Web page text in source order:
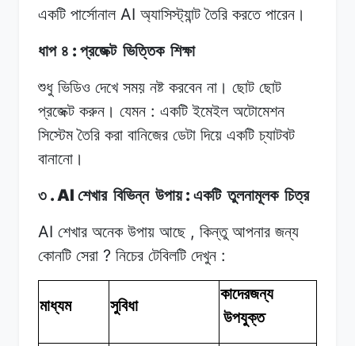
একটি পার্সোনালAI অ্যাসিস্ট্যান্ট তৈরি করতে পারেন।
ধাপ ৪ : প্রজেক্ট ভিত্তিক শিক্ষা
শুধু ভিডিও দেখে সময় নষ্ট করবেন না। ছোট ছোট
প্রজেক্ট করুন। যেমন : একটি ইমেইল অটোমেশন
সিস্টেম তৈরি করা বানিজের ডেটা দিয়ে একটি চ্যাটবট
বানানো।
৩ . AI শেখার বিভিন্ন উপায়: একটি তুলনামূলক চিত্র
AI শেখার অনেক উপায় আছে, কিন্তু আপনার জন্য
কোনটি সেরা ? নিচের টেবিলটি দেখুন :
মাধ্যম সুবিধা
কাদেরজন্য
উপযুক্ত